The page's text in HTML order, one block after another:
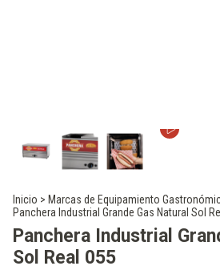
Inicio > Marcas de Equipamiento
Panchera Industrial Grande Gas Natural Sol
Panchera Industrial
Sol Real 055